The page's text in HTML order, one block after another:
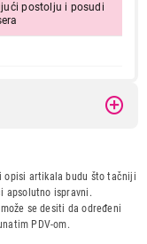
postolju i posudi
d.o.o.
opisi artikala budu što tačniji
apsolutno ispravni.
se desiti da određeni
PDV-om.